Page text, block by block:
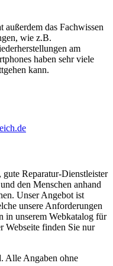
außerdem das Fachwissen
wie z.B.
am
haben sehr viele
kann.
Reparatur-Dienstleister
den Menschen anhand
Unser Angebot ist
unsere Anforderungen
in unserem Webkatalog für
Webseite finden Sie nur
Alle Angaben ohne